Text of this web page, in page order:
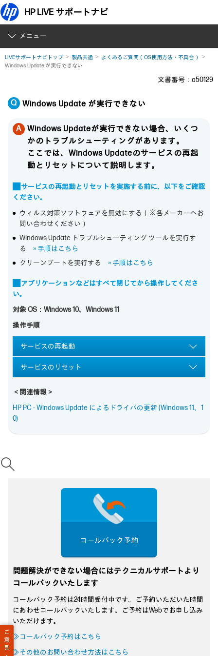
HP LIVE サポートナビ
メニュー
LIVEサポートナビトップ 製品共通
よくあるご質問（OS使用方法・不具合）
Windows Update が実行できない
文書番号：a50129
Windows Update が実行できない
Windows Updateが実行できない場合、いくつ
かのトラブルシューティングがあります。
ここでは、Windows Updateのサービスの再起
動とリセットについて説明します。
■ サービスの再起動とリセットを実施する前に、以下をご確認
ください。
ウィルス対策ソフトウェアを無効にする（※各メーカーへお
問い合わせください）
Windows Update トラブルシューティング ツールを実行す
る » 手順はこちら
クリーンブートを実行する » 手順はこちら
■ アプリケーションなどはすべて閉じてから操作してくださ
い。
対象 OS：Windows 10、Windows 11
操作手順
サービスの再起動
サービスのリセット
＜関連情報＞
HP PC - Windows Update によるドライバの更新 (Windows 11、1
0)
ご
意
見
コールバック予約
問題解決ができない場合にはテクニカルサポートより
コールバックいたします
コールバック予約は24時間受付中です。ご予約いただいた時間
にあわせコールバックいたします。ご予約はWebでお申し込み
いただけます。
≫コールバック予約はこちら
≫その他のお問い合わせ方法はこちら